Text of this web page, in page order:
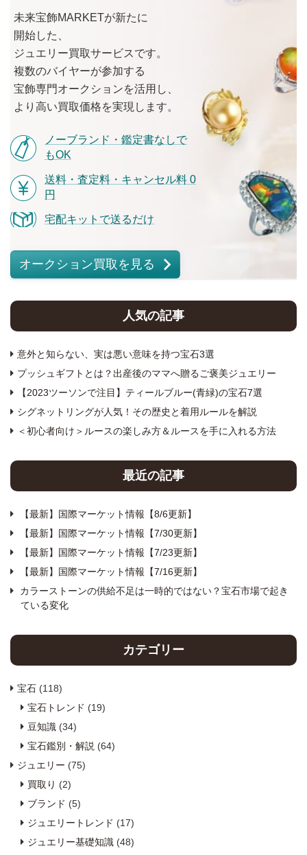
未来宝飾MARKETが新たに
開始した、
ジュエリー買取サービスです。
複数のバイヤーが参加する
宝飾専門オークションを活用し、
より 高い買取価格を実現します。
ノーブランド・鑑定書なしで
もOK
送料・査定料・キャンセル料 0
円
宅配キットで送るだけ
オークション買取を見る
人気の記事
意外と知らない、実は悪い意味を持つ宝石3選
プッシュギフトとは？出産後のママへ贈るご褒美ジュエリー
【2023ツーソンで注目】ティールブルー(青緑)の宝石7選
シグネットリングが人気！その歴史と着用ルールを解説
＜初心者向け＞ルースの楽しみ方＆ルースを手に入れる方法
最近の記事
【最新】国際マーケット情報【8/6更新】
【最新】国際マーケット情報【7/30更新】
【最新】国際マーケット情報【7/23更新】
【最新】国際マーケット情報【7/16更新】
カラーストーンの供給不足は一時的ではない？宝石市場で起き
ている変化
カテゴリー
宝石 (118)
宝石トレンド (19)
豆知識 (34)
宝石鑑別・解説 (64)
ジュエリー (75)
買取り (2)
ブランド (5)
ジュエリートレンド (17)
ジュエリー基礎知識 (48)